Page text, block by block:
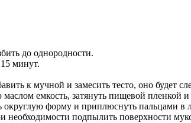
до однородности.
минут.
к мучной и замесить тесто, оно будет
емкость, затянуть пищевой пленкой и
округлую форму и приплюснуть пальцами в
подпылить поверхности